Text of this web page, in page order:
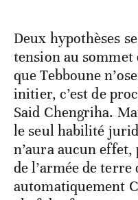
Deux hypothèses
tension au sommet
que Tebboune
initier, c’est de
Said Chengriha.
le seul habilité
n’aura aucun
de l’armée de
automatiquement